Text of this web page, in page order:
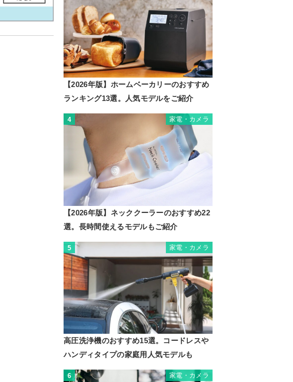
【2026年版】ホームベーカリーのおすすめ
ランキング13選。人気モデルをご紹介
4 家電・カメラ
【2026年版】ネッククーラーのおすすめ22
選。長時間使えるモデルもご紹介
5 家電・カメラ
高圧洗浄機のおすすめ15選。コードレスや
ハンディタイプの家庭用人気モデルも
6 家電・カメラ